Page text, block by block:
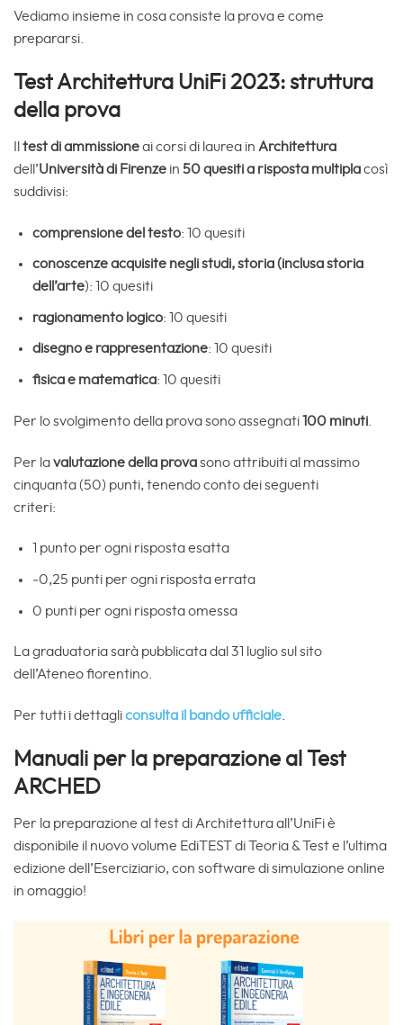
Vediamo insieme in cosa consiste la prova e come
prepararsi.
Test Architettura UniFi 2023: struttura
della prova
test di ammissioneai corsi di laurea in Architettura
dell’Università di Firenze in 50 quesiti a risposta multiplacosì
suddivisi:
comprensione del testo: 10 quesiti
conoscenze acquisite negli studi, storia (inclusa storia
dell’arte): 10 quesiti
ragionamento logico: 10 quesiti
disegno e rappresentazione: 10 quesiti
fisica e matematica: 10 quesiti
Per lo svolgimento della prova sono assegnati100 minuti
Per lavalutazione della provasono attribuiti al massimo
cinquanta (50) punti, tenendo conto dei seguenti
criteri:
1 punto per ogni risposta esatta
‐0,25 punti per ogni risposta errata
0 punti per ogni risposta omessa
La graduatoria sarà pubblicata dal 31 luglio sul sito
dell’Ateneo fiorentino.
Per tutti i dettagliconsulta il bando ufficiale.
Manuali per la preparazione al Test
ARCHED
Per la preparazione al test di Architettura all’UniFi è
disponibile il nuovo volume EdiTEST di Teoria & Test e l’ultima
edizione dell’Eserciziario, con software di simulazione online
in omaggio!